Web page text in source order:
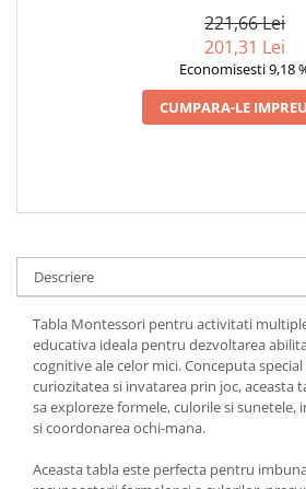
221,66 Lei
201,31 Lei
Economisesti 9,18
CUMPARA-LE
Descriere
Tabla Montessori pentru activitati
educativa ideala pentru dezvoltarea
cognitive ale celor mici. Conceputa
curiozitatea si invatarea prin joc, aceasta
sa exploreze formele, culorile si sunetele,
si coordonarea ochi-mana.
Aceasta tabla este perfecta pentru